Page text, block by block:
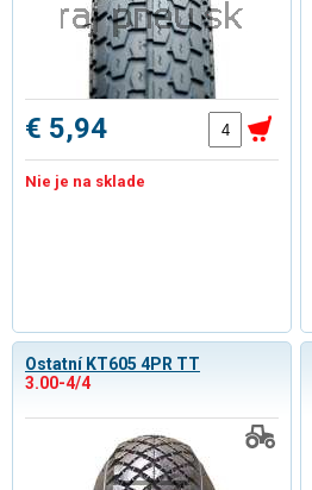
€ 5,94
Nie je na sklade
Ostatní KT605 4PR TT
3.00-4/4